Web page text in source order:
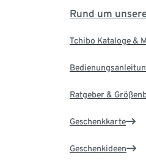
Rund um
Tchibo Kataloge &
Ratgeber &
Geschenkkarte
Geschenkideen